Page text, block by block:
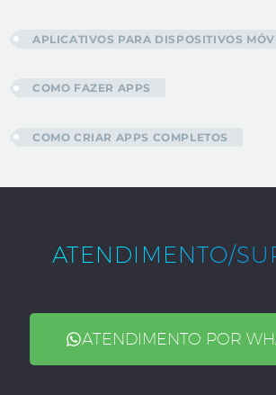
APLICATIVOS PARA DISPOSITIVOS
COMO FAZER APPS
COMO CRIAR APPS COMPLETOS
ATENDIMENTO/
ATENDIMENTO POR